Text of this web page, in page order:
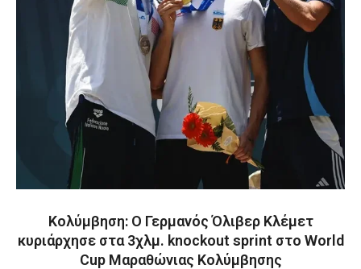
Κολύμβηση: Ο Γερμανός Όλιβερ Κλέμετ
κυριάρχησε στα 3χλμ. knockout sprint στο World
Cup Μαραθώνιας Κολύμβησης